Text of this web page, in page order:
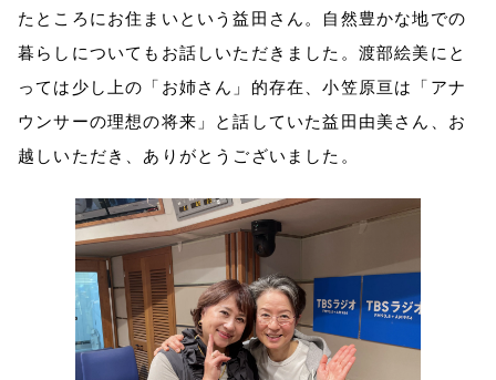
たところにお住まいという益田さん。自然豊かな地での
暮らしについてもお話しいただきました。渡部絵美にと
っては少し上の「お姉さん」的存在、小笠原亘は「アナ
ウンサーの理想の将来」と話していた益田由美さん、お
越しいただき、ありがとうございました。